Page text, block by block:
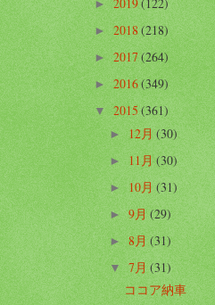
►
► 2018(218)
►2017(264)
►2016(349)
▼2015(361)
►12月(30)
► 11月(30)
► 10月(31)
►9月(29)
►8月(31)
▼7月(31)
ココア納車